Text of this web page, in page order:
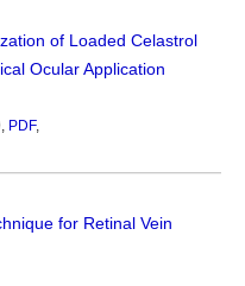
of Loaded Celastrol
Ocular Application
PDF,
for Retinal Vein